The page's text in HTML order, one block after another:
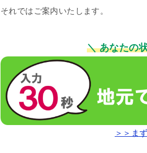
それではご案内いたします。
＼ あなたの
＞＞ま